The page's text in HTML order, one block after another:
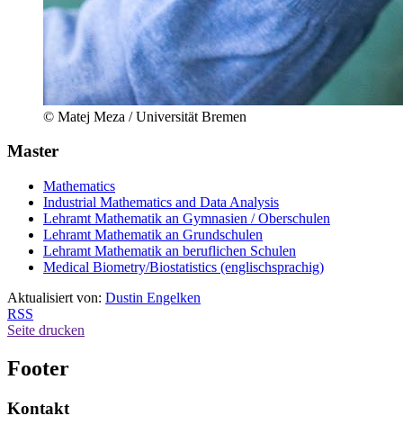
© Matej Meza / Universität Bremen
Master
Mathematics
Industrial Mathematics and Data Analysis
Lehramt Mathematik an Gymnasien / Oberschulen
Lehramt Mathematik an Grundschulen
Lehramt Mathematik an beruflichen Schulen
Medical Biometry/Biostatistics (englischsprachig)
Aktualisiert von: Dustin Engelken
RSS
Seite drucken
Footer
Kontakt